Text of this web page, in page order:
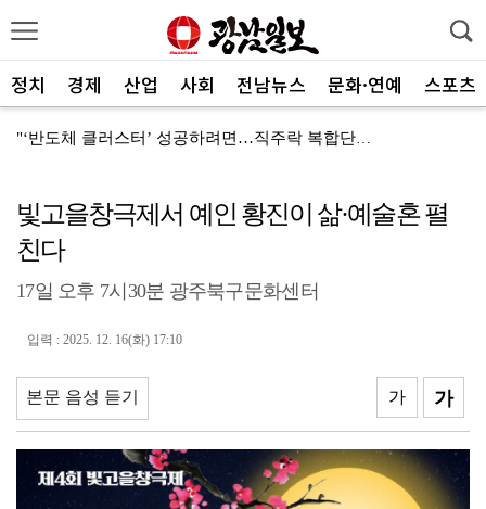
정치 경제 산업 사회 전남뉴스 문화·연예 스포츠
"‘반도체 클러스터’ 성공하려면…직주락 복합단지 구축"
반도체 산단 속도…광주 민간공항 무안이전도 빨라질 듯
"광주 5개 자치구 기능·권한 확대해야 불균형 해소"
폭염에 멈춘 무안공항 참사 재수색 10일 재개
민주 당권 주자들, 텃밭 호남 민심잡기 '사활'
[사설]가뭄 피해 현실화…철저한 대책마련 중요
[사설]강진 병영면 ‘도시재생 성공모델’된 이유
폭염·가뭄·고수온 비상…농·수협, 현장 지원 총력
[강소기업을 키우자] 궁전제과
빛고을창극제서 예인 황진이 삶·예술혼 펼
친다
17일 오후 7시30분 광주북구문화센터
입력 : 2025. 12. 16(화) 17:10
본문 음성 듣기 가
가